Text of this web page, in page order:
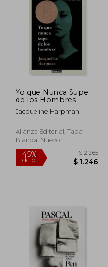
45%
dcto. $ 1.537
Yo que Nunca Supe
de los Hombres
Jacqueline Harpman
Alianza Editorial, Tapa
Blanda, Nuevo